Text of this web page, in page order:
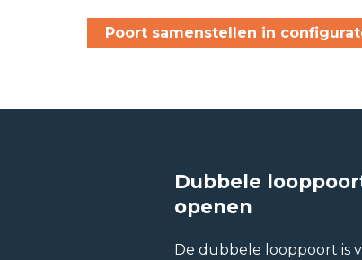
Poort samenstellen in
Dubbele
openen
De dubbele looppoort is